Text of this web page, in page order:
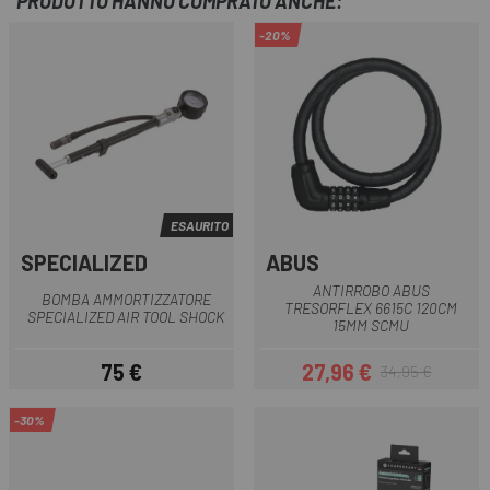
ESAURITO
SPECIALIZED
BOMBA AMMORTIZZATORE
SPECIALIZED AIR TOOL SHOCK
Prezzo
75 €
-20%
ABUS
ANTIRROBO ABUS
TRESORFLEX 6615C 120CM
15MM SCMU
Prezzo
27,96 €Prezzo base
34,95 €
-30%